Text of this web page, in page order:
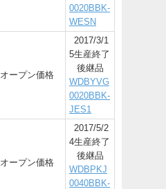
0020BBK-
WESN
オープン価格
2017/3/1
5生産終了
後継品
WDBYVG
0020BBK-
JES1
オープン価格
2017/5/2
4生産終了
後継品
WDBPKJ
0040BBK-